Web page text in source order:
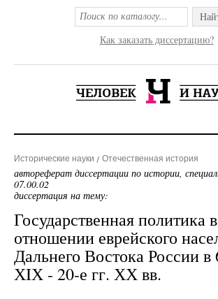
Как заказать диссертацию?
Исторические науки Отечественная история
автореферат диссертации по истории,
07.00.02
диссертация на тему:
Государственная политика в
отношении еврейского
Дальнего Востока России в
ХIХ - 20-е гг. ХХ вв.